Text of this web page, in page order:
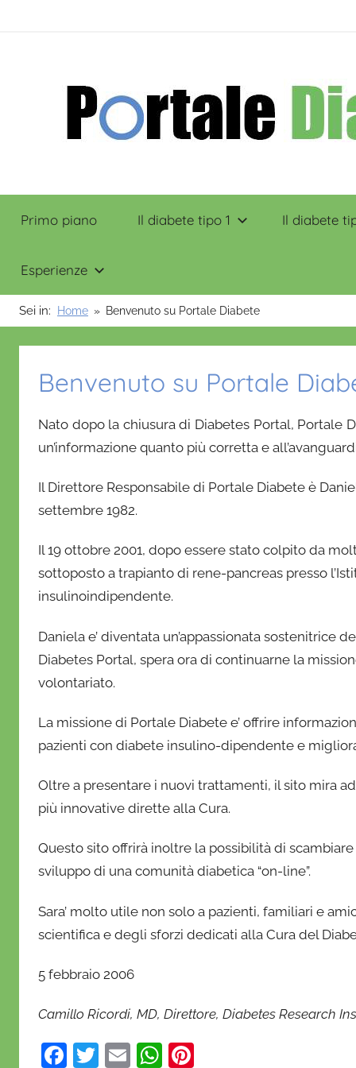
Portale
Diabete
Primo piano Il diabete tipo 1 Il diabete
Esperienze
Sei in: Home Benvenuto su Portale Diabete
Benvenuto su Portale
Nato dopo la chiusura di Diabetes Portal, Portale
un’informazione quanto più corretta e
Il Direttore Responsabile di Portale Diabete è
settembre 1982.
Il 19 ottobre 2001, dopo essere stato colpito da
sottoposto a trapianto di rene-pancreas presso
insulinoindipendente.
Daniela e’ diventata un’appassionata sostenitrice
Diabetes Portal, spera ora di continuarne la
volontariato.
La missione di Portale Diabete e’ offrire
pazienti con diabete insulino-dipendente e
Oltre a presentare i nuovi trattamenti, il sito mira
più innovative dirette alla Cura.
Questo sito offrirà inoltre la possibilità di
sviluppo di una comunità diabetica “on-line”.
Sara’ molto utile non solo a pazienti, familiari e
scientifica e degli sforzi dedicati alla Cura del
5 febbraio 2006
Camillo Ricordi, MD, Direttore, Diabetes Research
F
T
E
W